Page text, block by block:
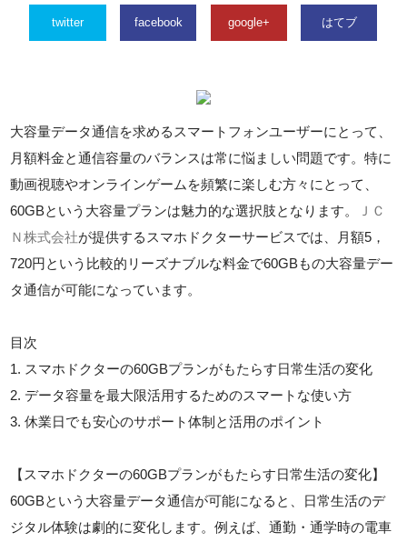
twitter facebook google+ はてブ
大容量データ通信を求めるスマートフォンユーザーにとって、
月額料金と通信容量のバランスは常に悩ましい問題です。特に
動画視聴やオンラインゲームを頻繁に楽しむ方々にとって、
60GBという大容量プランは魅力的な選択肢となります。
ＪＣ
Ｎ株式会社が提供するスマホドクターサービスでは、月額5，
720円という比較的リーズナブルな料金で60GBもの大容量デー
タ通信が可能になっています。
目次
1. スマホドクターの60GBプランがもたらす日常生活の変化
2. データ容量を最大限活用するためのスマートな使い方
3. 休業日でも安心のサポート体制と活用のポイント
【スマホドクターの60GBプランがもたらす日常生活の変化】
60GBという大容量データ通信が可能になると、日常生活のデ
ジタル体験は劇的に変化します。例えば、通勤・通学時の電車